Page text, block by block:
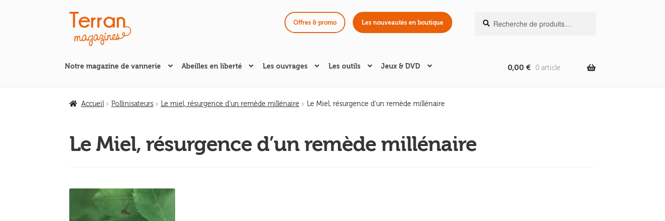
Aller
à
la
Aller
au
contenu
Offres & promo Les nouveautés en boutique
pour :
Recherche
Notre magazine de vannerie Abeilles en liberté Les ouvrages Les outils Jeux & DVD 0,00 € 0 article
Accueil Pollinisateurs Le miel, résurgence d’un remède millénaire Le Miel, résurgence d’un remède millénaire
Le Miel, résurgence d’un remède millénaire